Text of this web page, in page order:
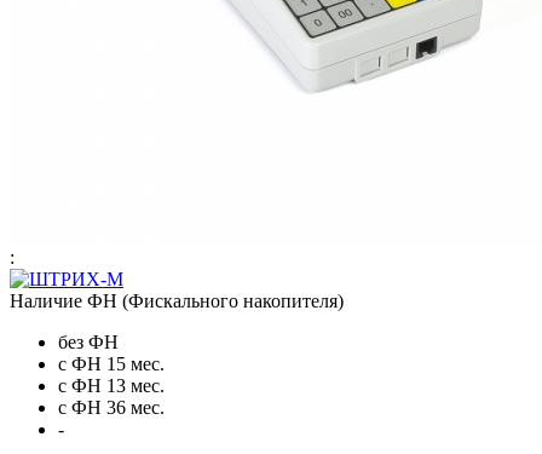
:
Наличие ФН (Фискального накопителя)
без ФН
с ФН 15 мес.
с ФН 13 мес.
с ФН 36 мес.
-